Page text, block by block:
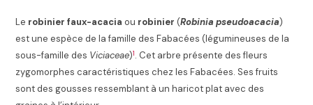
Le robinier faux-acacia ou robinier (Robinia pseudoacacia)
est une espèce de la famille des Fabacées (légumineuses de la
sous-famille des Viciaceae)1. Cet arbre présente des fleurs
zygomorphes caractéristiques chez les Fabacées. Ses fruits
sont des gousses ressemblant à un haricot plat avec des